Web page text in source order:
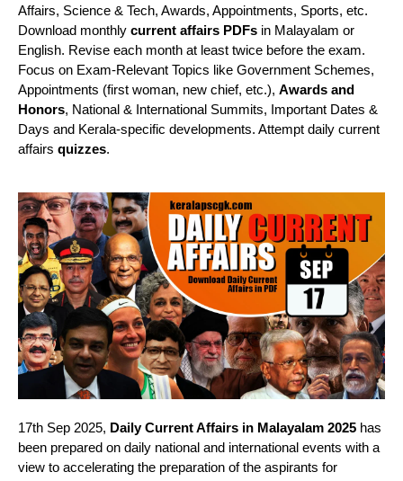
Affairs, Science & Tech, Awards, Appointments, Sports, etc.
Download monthly current affairs PDFs in Malayalam or
English. Revise each month at least twice before the exam.
Focus on Exam-Relevant Topics like Government Schemes,
Appointments (first woman, new chief, etc.), Awards and
Honors, National & International Summits, Important Dates &
Days and Kerala-specific developments. Attempt daily current
affairs quizzes.
17th Sep 2025, Daily Current Affairs in Malayalam 2025 has
been prepared on daily national and international events with a
view to accelerating the preparation of the aspirants for